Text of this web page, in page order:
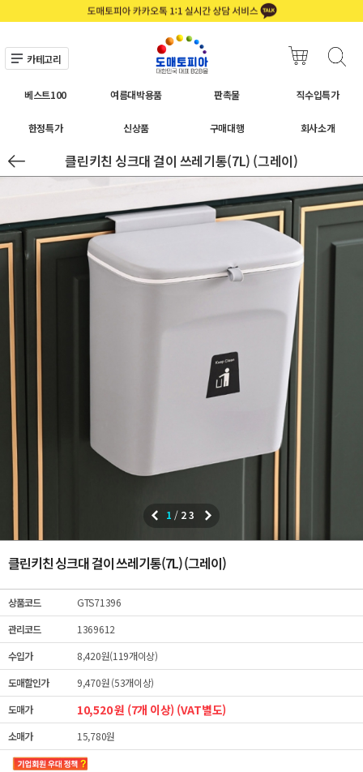
카테고리
베스트100 여름대박용품 판촉물 직수입특가
한정특가 신상품 구매대행 회사소개
클린키친 싱크대 걸이 쓰레기통(7L) (그레이)
1 / 23
클린키친 싱크대 걸이 쓰레기통(7L) (그레이)
상품코드
GTS71396
관리코드
1369612
수입가
8,420원(119개이상)
도매할인가
9,470원 (53개이상)
도매가
10,520 원 (7개 이상) (VAT별도)
소매가 15,780원